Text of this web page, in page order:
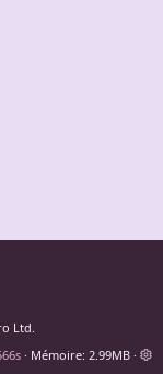
Ltd.
Mémoire 2.99MB